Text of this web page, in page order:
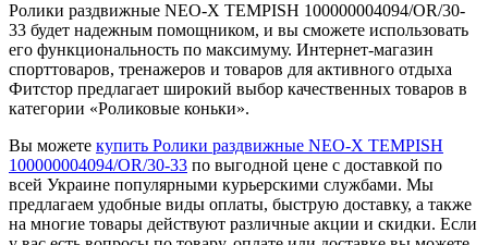
Ролики раздвижные NEO-X TEMPISH 100000004094/OR/30-
33 будет надежным помощником, и вы сможете использовать
его функциональность по максимуму. Интернет-магазин
спорттоваров, тренажеров и товаров для активного отдыха
Фитстор предлагает широкий выбор качественных товаров в
категории «Роликовые коньки».
Вы можете купить Ролики раздвижные NEO-X TEMPISH
100000004094/OR/30-33 по выгодной цене с доставкой по
всей Украине популярными курьерскими службами. Мы
предлагаем удобные виды оплаты, быструю доставку, а также
на многие товары действуют различные акции и скидки. Если